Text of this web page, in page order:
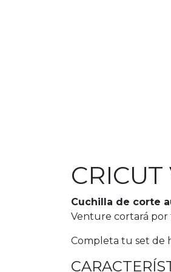
Cuchilla de corte
Venture cortará por
Completa tu set de